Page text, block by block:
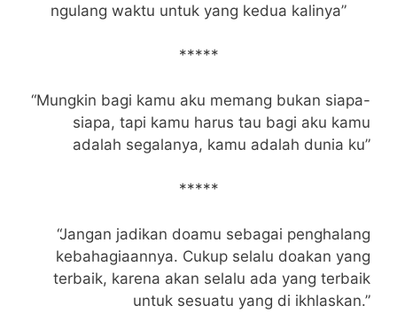
ngulang waktu untuk yang kedua kalinya”
*****
“Mungkin bagi kamu aku memang bukan siapa-
siapa, tapi kamu harus tau bagi aku kamu
adalah segalanya, kamu adalah dunia ku”
*****
“Jangan jadikan doamu sebagai penghalang
kebahagiaannya. Cukup selalu doakan yang
terbaik, karena akan selalu ada yang terbaik
untuk sesuatu yang di ikhlaskan.”